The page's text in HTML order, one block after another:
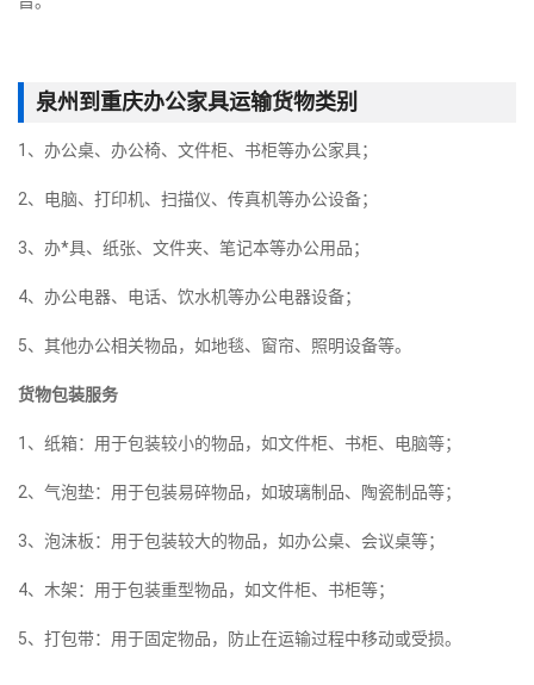
泉州到重庆办公家具运输货物类别
1、办公桌、办公椅、文件柜、书柜等办公家具；
2、电脑、打印机、扫描仪、传真机等办公设备；
3、办*具、纸张、文件夹、笔记本等办公用品；
4、办公电器、电话、饮水机等办公电器设备；
5、其他办公相关物品，如地毯、窗帘、照明设备等。
货物包装服务
1、纸箱：用于包装较小的物品，如文件柜、书柜、电脑等；
2、气泡垫：用于包装易碎物品，如玻璃制品、陶瓷制品等；
3、泡沫板：用于包装较大的物品，如办公桌、会议桌等；
4、木架：用于包装重型物品，如文件柜、书柜等；
5、打包带：用于固定物品，防止在运输过程中移动或受损。